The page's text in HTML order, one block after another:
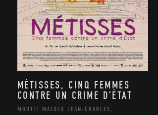
MÉTISSES, CINQ FEMMES
CONTRE UN CRIME D’ÉTAT
MBOTTI MALOLO JEAN-CHARLES,